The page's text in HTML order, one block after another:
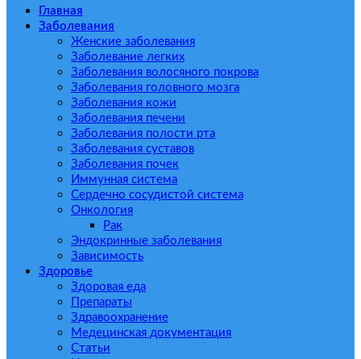
Главная
Заболевания
Женские заболевания
Заболевание легких
Заболевания волосяного покрова
Заболевания головного мозга
Заболевания кожи
Заболевания печени
Заболевания полости рта
Заболевания суставов
Заболевания почек
Иммунная система
Сердечно сосудистой система
Онкология
Рак
Эндокринные заболевания
Зависимость
Здоровье
Здоровая еда
Препараты
Здравоохранение
Медецинская документация
Статьи